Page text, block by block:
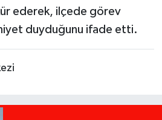
ederek, ilçede görev
duyduğunu ifade etti.